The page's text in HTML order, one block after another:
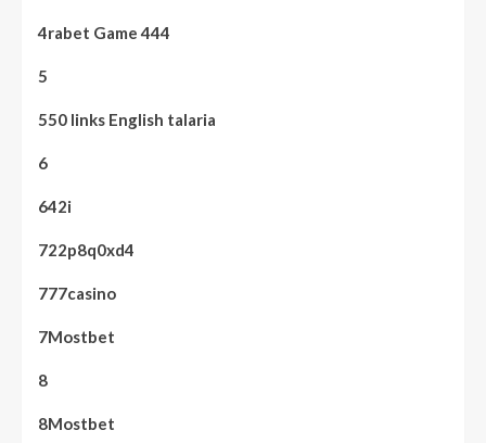
4rabet Game 444
5
550 links English talaria
6
642i
722p8q0xd4
777casino
7Mostbet
8
8Mostbet